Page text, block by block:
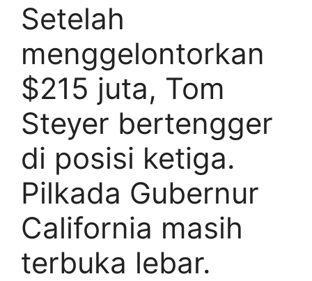
Setelah
menggelontorkan
$215 juta, Tom
Steyer bertengger
di posisi ketiga.
Pilkada Gubernur
California masih
terbuka lebar.